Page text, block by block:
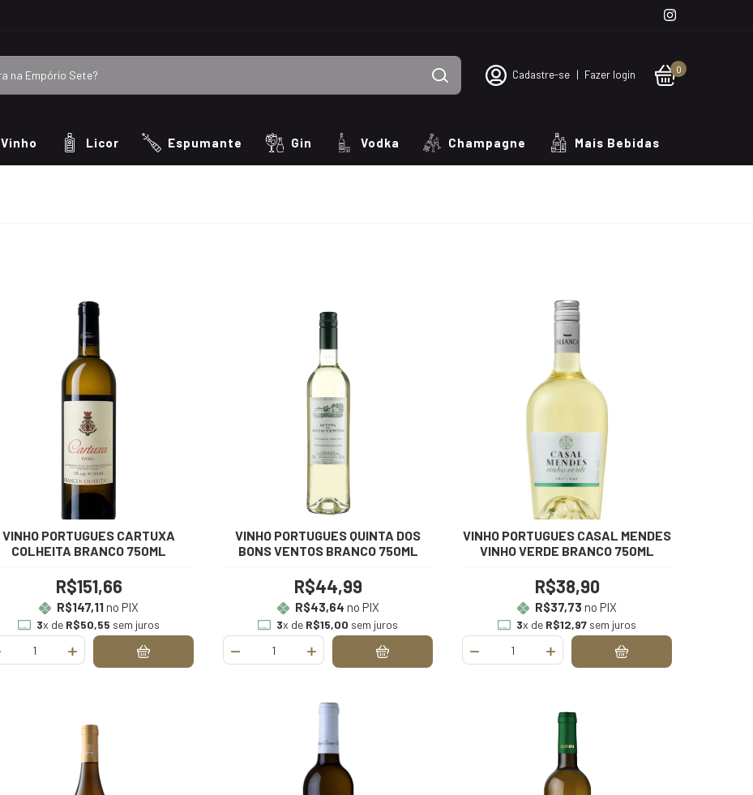
Cadastre-se | Fazer login 0
Vinho Licor Espumante Gin Vodka Champagne Mais Bebidas
VINHO PORTUGUES CARTUXA
COLHEITA BRANCO 750ML
R$151,66
R$147,11no PIX
3x de R$50,55 sem juros
VINHO PORTUGUES QUINTA DOS
BONS VENTOS BRANCO 750ML
R$44,99
R$43,64 no PIX
3x de R$15,00 sem juros
VINHO PORTUGUES CASAL MENDES
VINHO VERDE BRANCO 750ML
R$38,90
R$37,73 no PIX
3x de R$12,97sem juros